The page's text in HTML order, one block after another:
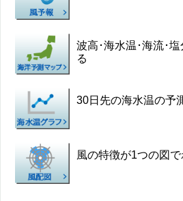
波高･海水温･海流･
る
30日先の海水温の予
風の特徴が1つの図で